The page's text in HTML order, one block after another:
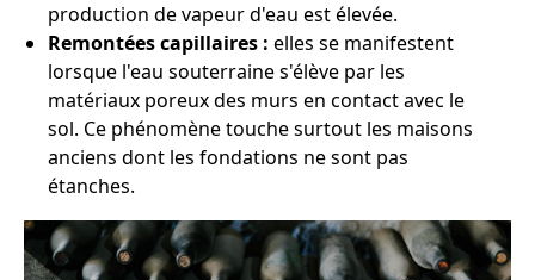
production de vapeur d'eau est élevée.
Remontées capillaires : elles se manifestent
lorsque l'eau souterraine s'élève par les
matériaux poreux des murs en contact avec le
sol. Ce phénomène touche surtout les maisons
anciens dont les fondations ne sont pas
étanches.